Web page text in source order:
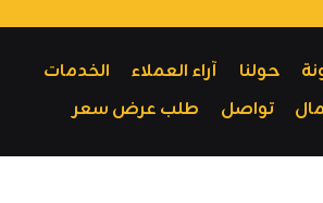
حولنا آراء العملاء
الخدمات
تواصل طلب عرض سعر